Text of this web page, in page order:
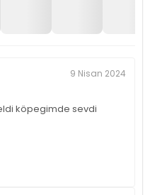
9 Nisan 2024
köpegimde sevdi